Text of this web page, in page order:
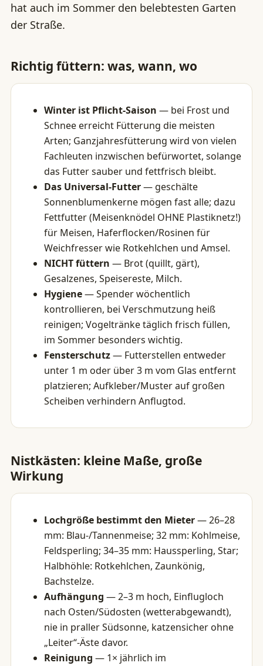
hat auch im Sommer den belebtesten Garten
der Straße.
Richtig füttern: was, wann, wo
Winter ist Pflicht-Saison — bei Frost und
Schnee erreicht Fütterung die meisten
Arten; Ganzjahresfütterung wird von vielen
Fachleuten inzwischen befürwortet, solange
das Futter sauber und fettfrisch bleibt.
Das Universal-Futter— geschälte
Sonnenblumenkerne mögen fast alle; dazu
Fettfutter (Meisenknödel OHNE Plastiknetz!)
für Meisen, Haferflocken/Rosinen für
Weichfresser wie Rotkehlchen und Amsel.
NICHT füttern — Brot (quillt, gärt),
Gesalzenes, Speisereste, Milch.
Hygiene— Spender wöchentlich
kontrollieren, bei Verschmutzung heiß
reinigen; Vogeltränke täglich frisch füllen,
im Sommer besonders wichtig.
Fensterschutz— Futterstellen entweder
unter 1 m oder über 3 m vom Glas entfernt
platzieren; Aufkleber/Muster auf großen
Scheiben verhindern Anflugtod.
Nistkästen: kleine Maße, große
Wirkung
Lochgröße bestimmt den Mieter— 26–28
mm: Blau-/Tannenmeise; 32 mm: Kohlmeise,
Feldsperling; 34–35 mm: Haussperling, Star;
Halbhöhle: Rotkehlchen, Zaunkönig,
Bachstelze.
Aufhängung — 2–3 m hoch, Einflugloch
nach Osten/Südosten (wetterabgewandt),
nie in praller Südsonne, katzensicher ohne
„Leiter“-Äste davor.
Reinigung — 1× jährlich im